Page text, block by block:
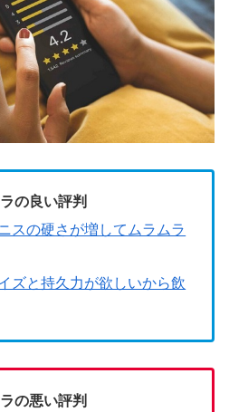
の良い評判
スの硬さが増してムラムラ
ズと持久力が欲しいから飲
の悪い評判